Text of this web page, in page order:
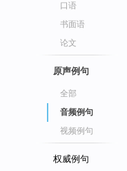
口语
书面语
论文
原声例句
全部
音频例句
视频例句
权威例句